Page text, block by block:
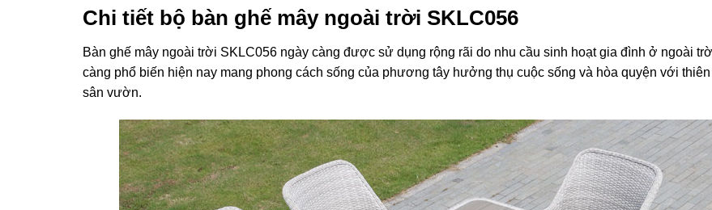
Chi tiết bộ bàn ghế mây ngoài trời SKLC056
Bàn ghế mây ngoài trời SKLC056 ngày càng được sử dụng rộng rãi do nhu cầu sinh hoạt gia đình ở ngoài
càng phổ biến hiện nay mang phong cách sống của phương tây hưởng thụ cuộc sống và hòa quyện với
sân vườn.